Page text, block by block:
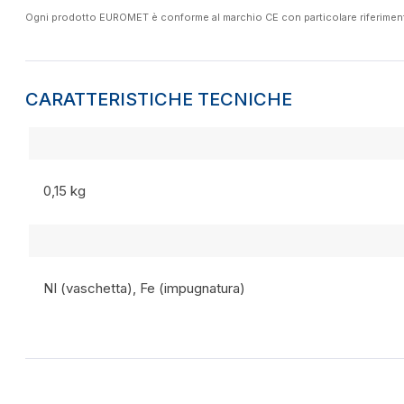
Ogni prodotto EUROMET è conforme al marchio CE con particolare
CARATTERISTICHE TECNICHE
0,15 kg
NI (vaschetta), Fe (impugnatura)